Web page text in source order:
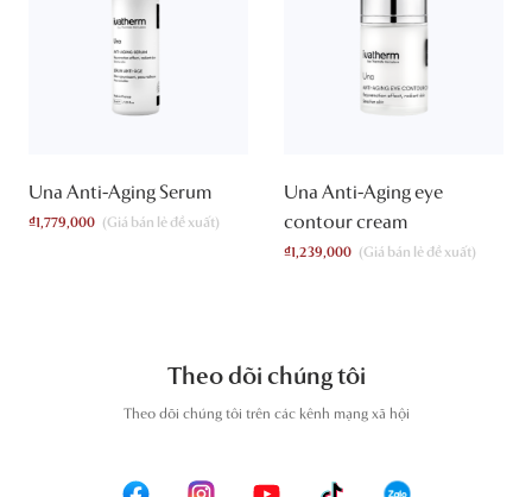
Una Anti-Aging Serum
₫1,779,000
Una Anti-Aging eye
contour cream
₫1,239,000
Theo dõi chúng tôi
Theo dõi chúng tôi trên các kênh mạng xã hội